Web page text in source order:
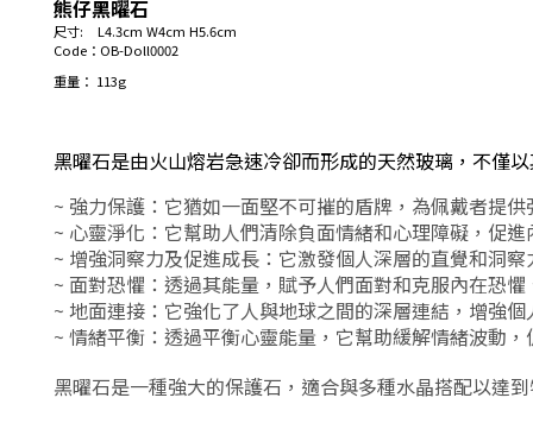
熊仔黑曜石
尺寸: L4.3cm W4cm H5.6cm
Code ： OB-Doll0002
重量： 113g
黑曜石是由火山熔岩急速冷卻而形成的天然玻璃，不僅
~ 強力保護 ：它猶如一面堅不可摧的盾牌，為佩戴者提
~ 心靈淨化 ：它幫助人們清除負面情緒和心理障礙，促
~ 增強洞察力及促進成長 ：它激發個人深層的直覺和洞
~ 面對恐懼 ：透過其能量，賦予人們面對和克服內在恐
~ 地面連接 ：它強化了人與地球之間的深層連結，增強
~ 情緒平衡 ：透過平衡心靈能量，它幫助緩解情緒波動
黑曜石是一種強大的保護石，適合與多種水晶搭配以達